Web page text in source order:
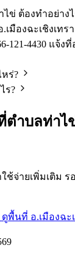
ข่ ต้องทำอย่างไ
มืองฉะเชิงเทร
121-4430 แจ้ง
ร่?
ร?
ตำบลท่าไ
ช้จ่ายเพิ่มเติม
ดูพื้นที่ อ.เมืองฉะ